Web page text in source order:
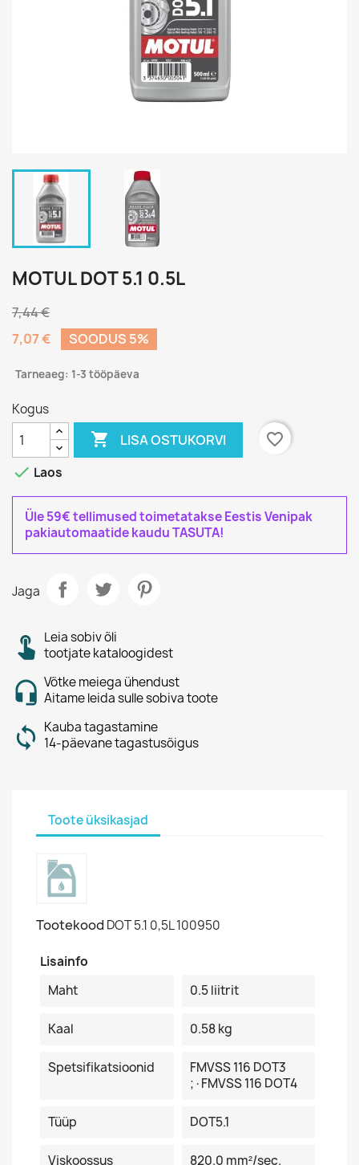
MOTUL DOT 5.1 0.5L
7,44 €
7,07 €
SOODUS 5%
Tarneaeg: 1-3 tööpäeva
Kogus
 LISA OSTUKORVI
favorite_border
 Laos
Üle 59€ tellimused toimetatakse Eestis Venipak
pakiautomaatide kaudu TASUTA!
Jaga
Leia sobiv õli
tootjate kataloogidest
Võtke meiega ühendust
Aitame leida sulle sobiva toote
Kauba tagastamine
14-päevane tagastusõigus
Toote üksikasjad
Tootekood DOT 5.1 0,5L 100950
Lisainfo
Maht
0.5 liitrit
Kaal 0.58 kg
Spetsifikatsioonid
FMVSS 116 DOT3
;·FMVSS 116 DOT4
Tüüp DOT5.1
Viskoossus 820.0 mm²/sec.